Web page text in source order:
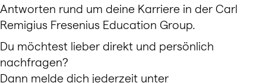
Antworten rund um deine Karriere in der Carl
Remigius Fresenius Education Group.
Du möchtest lieber direkt und persönlich
nachfragen?
Dann melde dich jederzeit unter